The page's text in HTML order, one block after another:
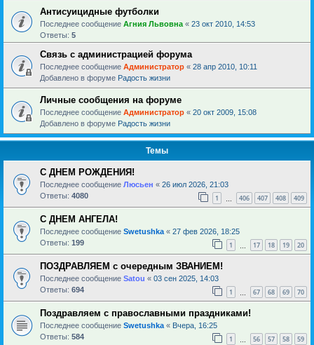
Антисуицидные футболки
Последнее сообщение Агния Львовна « 23 окт 2010, 14:53
Ответы: 5
Связь с администрацией форума
Последнее сообщение Администратор « 28 апр 2010, 10:11
Добавлено в форуме Радость жизни
Личные сообщения на форуме
Последнее сообщение Администратор « 20 окт 2009, 15:08
Добавлено в форуме Радость жизни
Темы
С ДНЕМ РОЖДЕНИЯ!
Последнее сообщение Люсьен « 26 июл 2026, 21:03
Ответы: 4080 1 406 407 408 409
С ДНЕМ АНГЕЛА!
Последнее сообщение Swetushka « 27 фев 2026, 18:25
Ответы: 199 1 17 18 19 20
ПОЗДРАВЛЯЕМ с очередным ЗВАНИЕМ!
Последнее сообщение Satou « 03 сен 2025, 14:03
Ответы: 694 1 67 68 69 70
Поздравляем с православными праздниками!
Последнее сообщение Swetushka « Вчера, 16:25
Ответы: 584 1 56 57 58 59